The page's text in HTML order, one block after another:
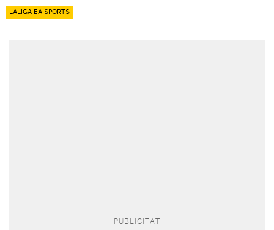
LALIGA EA SPORTS